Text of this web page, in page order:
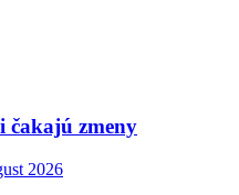
čakajú zmeny
2026